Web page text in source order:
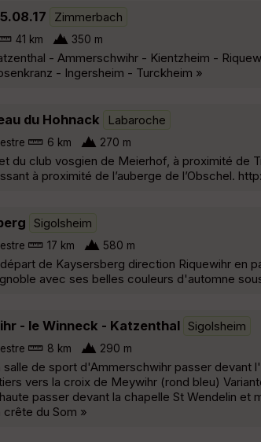
Zimmerbach
41 km 350 m
- Ammerschwihr - Kientzheim -
- Ingersheim - Turckheim »
du Hohnack Labaroche
6 km 270 m
du club vosgien de Meierhof, à proximité de
à proximité de l’auberge de l’Obschel.
Sigolsheim
17 km 580 m
de Kaysersberg direction Riquewihr en
avec ses belles couleurs d'automne
- le Winneck - Katzenthal Sigolsheim
8 km 290 m
salle de sport d'Ammerschwihr passer
vers la croix de Meywihr (rond bleu)
passer devant la chapelle St Wendelin
crête du Som »